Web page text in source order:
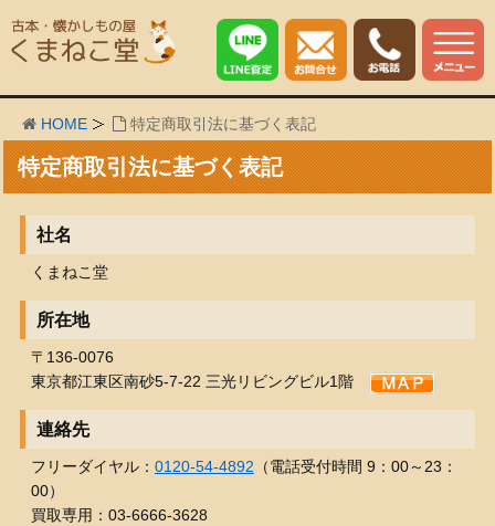
HOME 特定商取引法に基づく表記
特定商取引法に基づく表記
社名
くまねこ堂
所在地
〒136-0076
東京都江東区南砂5-7-22 三光リビングビル1階
連絡先
フリーダイヤル： 0120-54-4892 （電話受付時間 9：00～23：
00）
買取専用：03-6666-3628